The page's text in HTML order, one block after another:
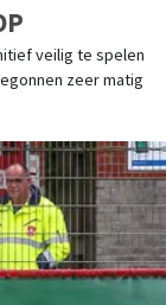
veilig te spelen
zeer matig